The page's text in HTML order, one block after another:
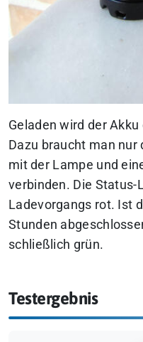
Geladen wird der
Dazu braucht man
mit der Lampe und
verbinden. Die Status-
Ladevorgangs rot. Ist
Stunden
schließlich grün.
Testergebnis